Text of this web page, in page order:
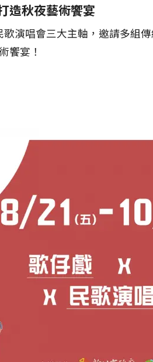
造秋夜藝術饗宴
演唱會三大主軸，邀請多組
饗宴！